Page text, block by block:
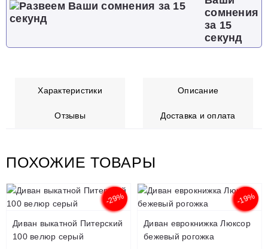
сомнения
за 15
секунд
Характеристики Описание
Отзывы Доставка и оплата
ПОХОЖИЕ ТОВАРЫ
-29%
Диван выкатной Питерский
100 велюр серый
-19%
Диван еврокнижка Люксор
бежевый рогожка